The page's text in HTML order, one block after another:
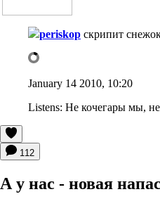
periskop скрипит
January 14 2010, 10:20
Listens: Не кочегары мы,
112
А у нас - новая